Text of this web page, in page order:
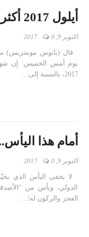
أيلول 2017 أكثر الشهور دموية في سورية
أكتوبر 9, 2017 0
قال (بانوس مومتزيس)
يوم أمس الخميس: إن شهر
2017، بالنسبة إلى…
أمام هذا
أكتوبر 9, 2017 0
لا يخفى اليأس الذي
الدولي، ويأس من
العجز والركون له؛…